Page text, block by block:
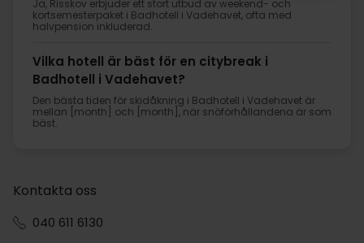
Ja, Risskov erbjuder ett stort utbud av weekend- och
kortsemesterpaket i Badhotell i Vadehavet, ofta med
halvpension inkluderad.
Vilka hotell är bäst för en citybreak i
Badhotell i Vadehavet?
Den bästa tiden för skidåkning i Badhotell i Vadehavet är
mellan [month] och [month], när snöförhållandena är som
bäst.
Kontakta oss
040 611 6130